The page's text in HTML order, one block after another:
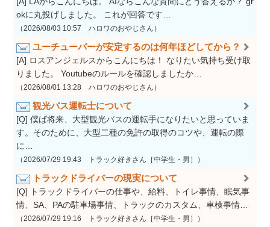
okに丸投げしました。 これが回答です…
（2026/08/03 10:57 ハロワのおやじさん）
ユーチューバーが安定するのは何年ほどしてから？
[A] ロスアンジェルスからこんにちは！ なりたい気持ち受け取
りました。 Youtubeのルールを確認しましたか…
（2026/08/01 13:28 ハロワのおやじさん）
観光バス運転士について
[Q] 僕ば将来、大型観光バスの運転手になりたいと思っていま
す。そのために、大型二種の免許の取得のコツや、運転の際
に…
（2026/07/29 19:43 トラック好きさん［中学生・男］）
トラックドライバーの現実について
[Q] トラックドライバーの仕事や、給料、トイレ事情、眠気事
情、SA、PAの駐車場事情、トラックのカスタム、車検事情…
（2026/07/29 19:16 トラック好きさん［中学生・男］）